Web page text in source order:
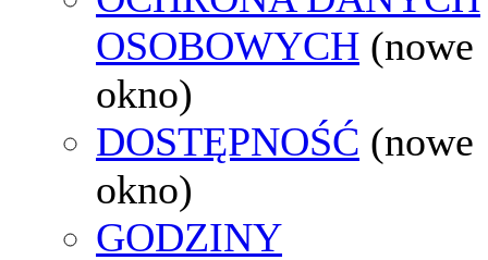
OSOBOWYCH (nowe
okno)
DOSTĘPNOŚĆ (nowe
okno)
GODZINY